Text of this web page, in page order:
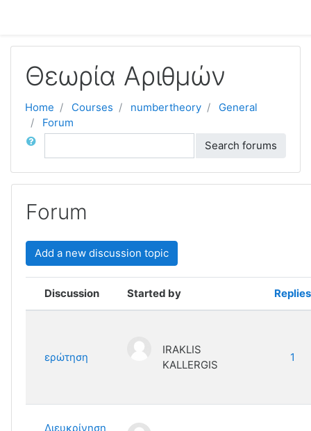
Θεωρία Αριθμών
Home Courses numbertheory
General
Forum
Search
Search forums
Forum
Add a new discussion topic
Discussion Started by Replies
ερώτηση
IRAKLIS
KALLERGIS
1
Διευκρίνηση